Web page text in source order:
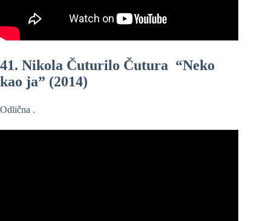
41. Nikola Čuturilo Čutura “Neko
kao ja” (2014)
Odlična .